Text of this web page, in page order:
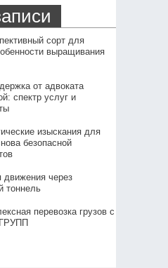
сорт для
выращивания
от адвоката
спектр услуг и
изыскания для
безопасной
движения через
тоннель
перевозка грузов с